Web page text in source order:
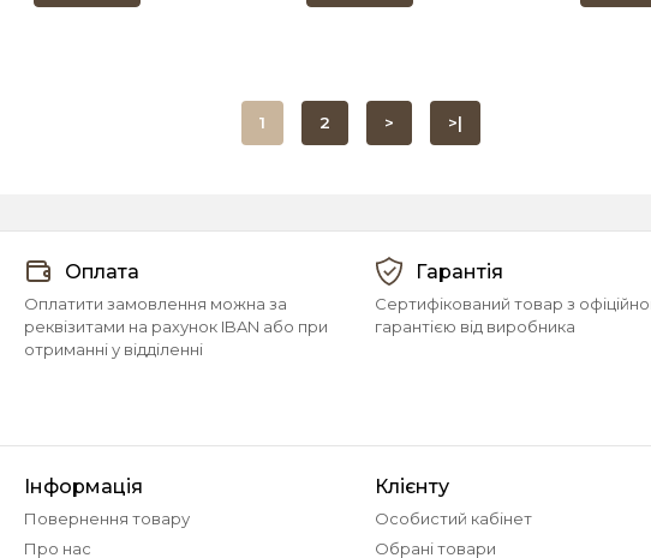
1 2 > >|
Оплата
Оплатити замовлення можна за
реквізитами на рахунок IBAN або при
отриманні у відділенні
Гарантія
Сертифікований товар з
гарантією від виробника
Інформація
Повернення товару
Про нас
Клієнту
Особистий кабінет
Обрані товари